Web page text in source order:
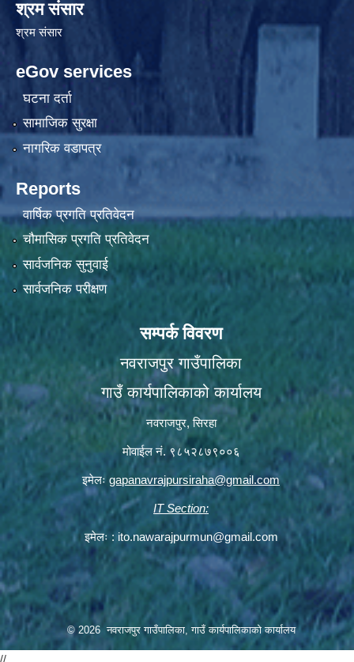
श्रम संसार
श्रम संसार
eGov services
घटना दर्ता
सामाजिक सुरक्षा
नागरिक वडापत्र
Reports
वार्षिक प्रगति प्रतिवेदन
चौमासिक प्रगति प्रतिवेदन
सार्वजनिक सुनुवाई
सार्वजनिक परीक्षण
सम्पर्क विवरण
नवराजपुर गाउँपालिका
गाउँ कार्यपालिकाको कार्यालय
नवराजपुर, सिरहा
मोवाईल नं. ९८५२८७९००६
इमेलः gapanavrajpursiraha@gmail.com
IT Section:
इमेलः : ito.nawarajpurmun@gmail.com
© 2026 नवराजपुर गाउँपालिका, गाउँ कार्यपालिकाको कार्यालय
//